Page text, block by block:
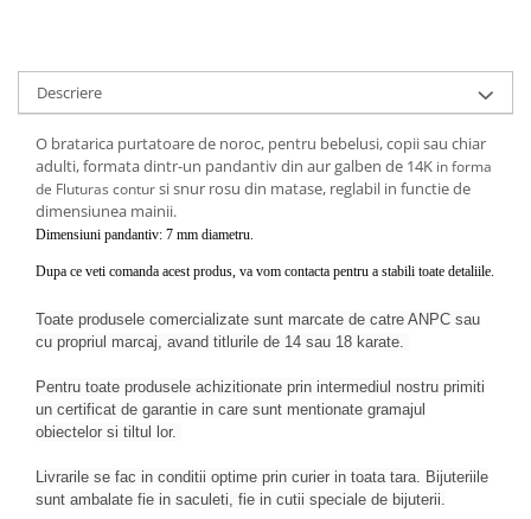
Descriere
O bratarica purtatoare de noroc, pentru bebelusi, copii sau chiar
adulti, formata dintr-un pandantiv din aur galben de 14K in forma
de Fluturas contursi snur rosu din matase, reglabil in functie de
dimensiunea mainii.
Dimensiuni pandantiv: 7 mm diametru.
Dupa ce veti comanda acest produs, va vom contacta pentru a stabili toate detaliile.
Toate produsele comercializate sunt marcate de catre ANPC sau
cu propriul marcaj, avand titlurile de 14 sau 18 karate.
Pentru toate produsele achizitionate prin intermediul nostru primiti
un certificat de garantie in care sunt mentionate gramajul
obiectelor si tiltul lor.
Livrarile se fac in conditii optime prin curier in toata tara. Bijuteriile
sunt ambalate fie in saculeti, fie in cutii speciale de bijuterii.